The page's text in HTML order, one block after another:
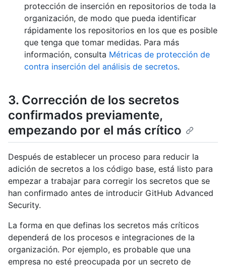
protección de inserción en repositorios de toda la
organización, de modo que pueda identificar
rápidamente los repositorios en los que es posible
que tenga que tomar medidas. Para más
información, consulta Métricas de protección de
contra inserción del análisis de secretos.
3. Corrección de los secretos
confirmados previamente,
empezando por el más crítico
Después de establecer un proceso para reducir la
adición de secretos a los código base, está listo para
empezar a trabajar para corregir los secretos que se
han confirmado antes de introducir GitHub Advanced
Security.
La forma en que definas los secretos más críticos
dependerá de los procesos e integraciones de la
organización. Por ejemplo, es probable que una
empresa no esté preocupada por un secreto de